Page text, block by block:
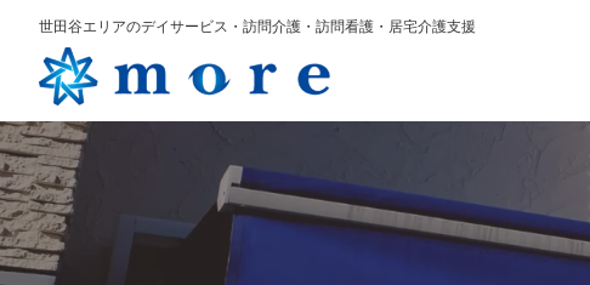
世田谷エリアのデイサービス・訪問介護・訪問看護・居宅介護支援